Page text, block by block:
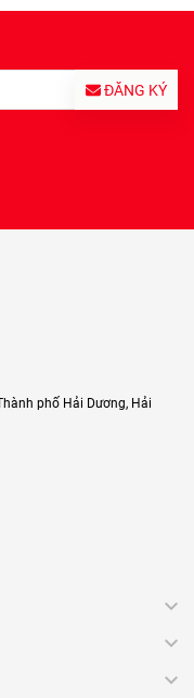
ĐĂNG KÝ
phố Hải Dương, Hải